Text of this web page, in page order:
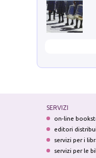
SERVIZI
on-line
editori
servizi per i
servizi per le